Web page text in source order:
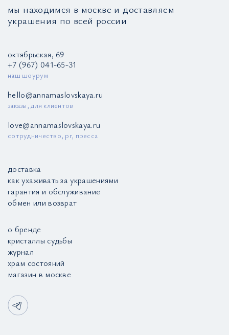
мы находимся в москве и доставляем
украшения по всей россии
октябрьская, 69
+7 (967) 041-65-31
наш шоурум
hello@annamaslovskaya.ru
заказы, для клиентов
love@annamaslovskaya.ru
сотрудничество, pr, пресса
доставка
как ухаживать за украшениями
гарантия и обслуживание
обмен или возврат
о бренде
кристаллы судьбы
журнал
храм состояний
магазин в москве